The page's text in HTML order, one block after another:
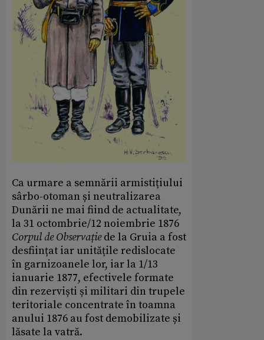
Ca urmare a semnării armistițiului
sârbo-otoman și neutralizarea
Dunării ne mai fiind de actualitate,
la 31 octombrie/12 noiembrie 1876
Corpul de Observațiede la Gruia a fost
desființat iar unitățile redislocate
în garnizoanele lor, iar la 1/13
ianuarie 1877, efectivele formate
din rezerviști și militari din trupele
teritoriale concentrate în toamna
anului 1876 au fost demobilizate și
lăsate la vatră.